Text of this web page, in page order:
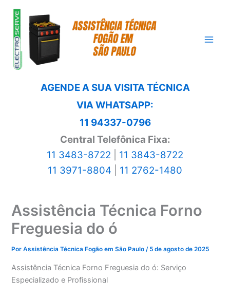
para
conteúdo
AGENDE A SUA VISITA TÉCNICA
VIA WHATSAPP:
11 94337-0796
Central Telefônica Fixa:
11 3483-8722
11 3843-8722
11 3971-8804
11 2762-1480
Assistência Técnica Forno
Freguesia do ó
PorAssistência Técnica Fogão em São Paulo/ 5 de agosto de 2025
Assistência Técnica Forno Freguesia do ó: Serviço
Especializado e Profissional